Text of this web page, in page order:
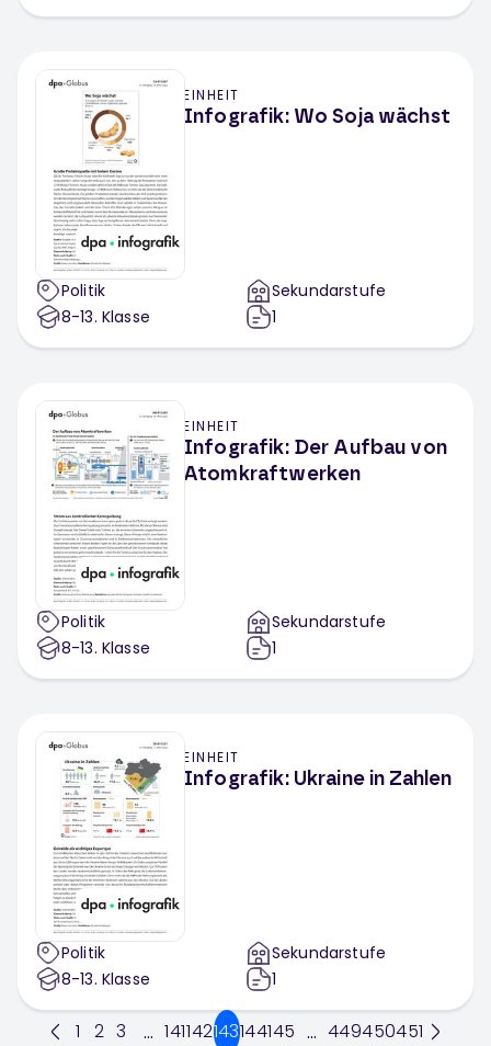
EINHEIT
Infografik: Wo Soja wächst
Politik
8-13. Klasse
Sekundarstufe
1
EINHEIT
Infografik: Der Aufbau von
Atomkraftwerken
Politik
8-13. Klasse
Sekundarstufe
1
EINHEIT
Infografik: Ukraine in Zahlen
Politik
8-13. Klasse
Sekundarstufe
1
1 2 3 ... 141142143144145 ... 449450451